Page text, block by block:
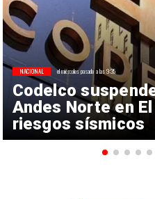
Codelco
Andes Norte en
riesgos sísmicos
NACIONAL el miércoles pasado a las 9:35